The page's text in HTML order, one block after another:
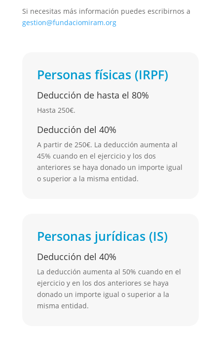
Si necesitas más información puedes escribirnos a
gestion@fundaciomiram.org
Personas físicas (IRPF)
Deducción de hasta el 80%
Hasta 250€.
Deducción del 40%
A partir de 250€. La deducción aumenta al
45% cuando en el ejercicio y los dos
anteriores se haya donado un importe igual
o superior a la misma entidad.
Personas jurídicas (IS)
Deducción del 40%
La deducción aumenta al 50% cuando en el
ejercicio y en los dos anteriores se haya
donado un importe igual o superior a la
misma entidad.